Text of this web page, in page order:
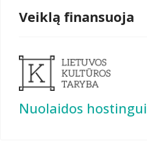
Veiklą finansuoja
Nuolaidos hostingui